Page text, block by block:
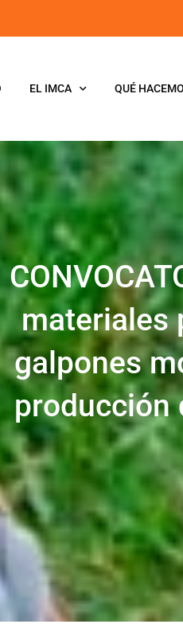
EL IMCA QUÉ
materiales
galpones
producción